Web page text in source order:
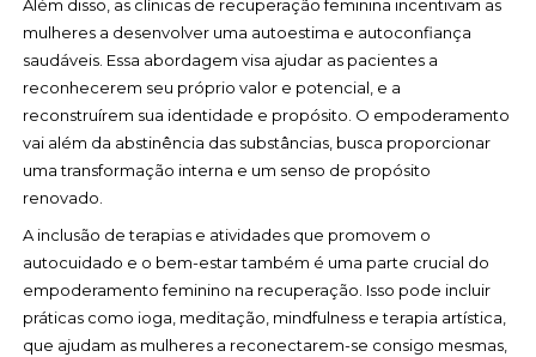
Além disso, as clínicas de recuperação feminina incentivam as
mulheres a desenvolver uma autoestima e autoconfiança
saudáveis. Essa abordagem visa ajudar as pacientes a
reconhecerem seu próprio valor e potencial, e a
reconstruírem sua identidade e propósito. O empoderamento
vai além da abstinência das substâncias, busca proporcionar
uma transformação interna e um senso de propósito
renovado.
A inclusão de terapias e atividades que promovem o
autocuidado e o bem-estar também é uma parte crucial do
empoderamento feminino na recuperação. Isso pode incluir
práticas como ioga, meditação, mindfulness e terapia artística,
que ajudam as mulheres a reconectarem-se consigo mesmas,